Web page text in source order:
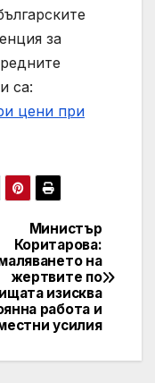
за
са:
цени при
Министър
Коритарова:
на
жертвите по
изисква
работа и
усилия